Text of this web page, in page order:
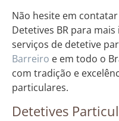
Não hesite em
Detetives BR para
serviços de detetive
Barreiro e em todo o
com tradição e
particulares.
Detetives